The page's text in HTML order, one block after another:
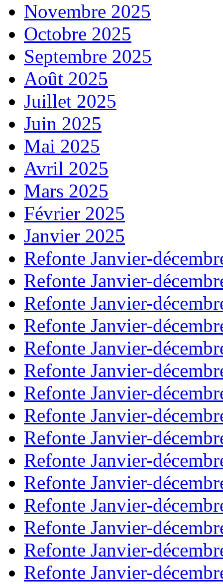
Novembre 2025
Octobre 2025
Septembre 2025
Août 2025
Juillet 2025
Juin 2025
Mai 2025
Avril 2025
Mars 2025
Février 2025
Janvier 2025
Refonte Janvier-
Refonte Janvier-
Refonte Janvier-
Refonte Janvier-
Refonte Janvier-
Refonte Janvier-
Refonte Janvier-
Refonte Janvier-
Refonte Janvier-
Refonte Janvier-
Refonte Janvier-
Refonte Janvier-
Refonte Janvier-
Refonte Janvier-
Refonte Janvier-